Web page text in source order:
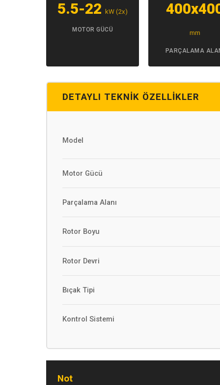
5.5-22kW (2x)
MOTOR GÜCÜ mm
PARÇALAMA
DETAYLI TEKNIK ÖZELLIKLER
Model
Motor Gücü
Parçalama Alanı
Rotor Boyu
Rotor Devri
Bıçak Tipi
Kontrol Sistemi
Not